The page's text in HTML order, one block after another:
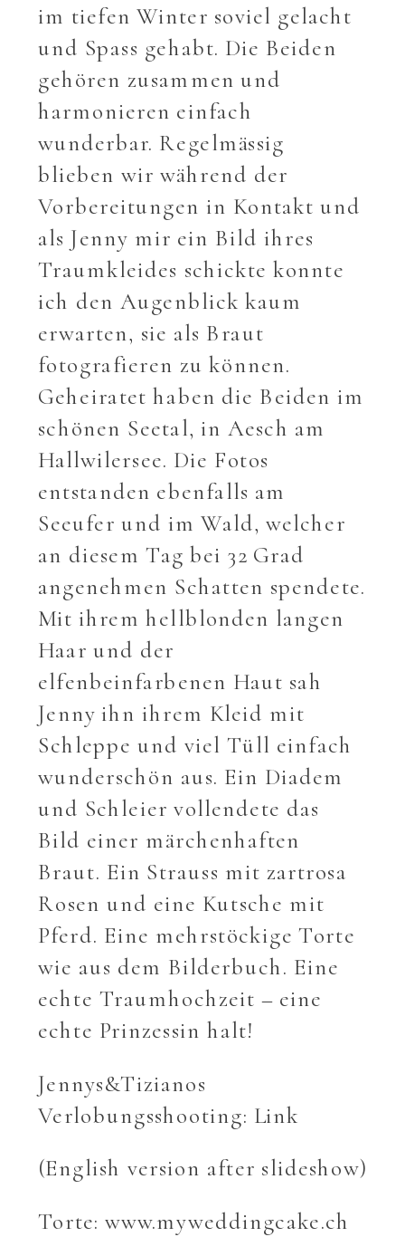
im tiefen Winter soviel gelacht
und Spass gehabt. Die Beiden
gehören zusammen und
harmonieren einfach
wunderbar. Regelmässig
blieben wir während der
Vorbereitungen in Kontakt und
als Jenny mir ein Bild ihres
Traumkleides schickte konnte
ich den Augenblick kaum
erwarten, sie als Braut
fotografieren zu können.
Geheiratet haben die Beiden im
schönen Seetal, in Aesch am
Hallwilersee. Die Fotos
entstanden ebenfalls am
Seeufer und im Wald, welcher
an diesem Tag bei 32 Grad
angenehmen Schatten spendete.
Mit ihrem hellblonden langen
Haar und der
elfenbeinfarbenen Haut sah
Jenny ihn ihrem Kleid mit
Schleppe und viel Tüll einfach
wunderschön aus. Ein Diadem
und Schleier vollendete das
Bild einer märchenhaften
Braut. Ein Strauss mit zartrosa
Rosen und eine Kutsche mit
Pferd. Eine mehrstöckige Torte
wie aus dem Bilderbuch. Eine
echte Traumhochzeit – eine
echte Prinzessin halt!
Jennys&Tizianos
Verlobungsshooting: Link
(English version after slideshow)
Torte: www.myweddingcake.ch